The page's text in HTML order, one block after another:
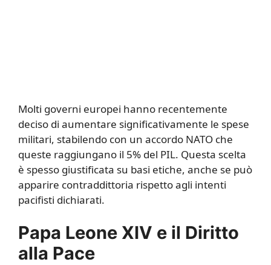
Molti governi europei hanno recentemente
deciso di aumentare significativamente le spese
militari, stabilendo con un accordo NATO che
queste raggiungano il 5% del PIL. Questa scelta
è spesso giustificata su basi etiche, anche se può
apparire contraddittoria rispetto agli intenti
pacifisti dichiarati.
Papa Leone XIV e il Diritto
alla Pace